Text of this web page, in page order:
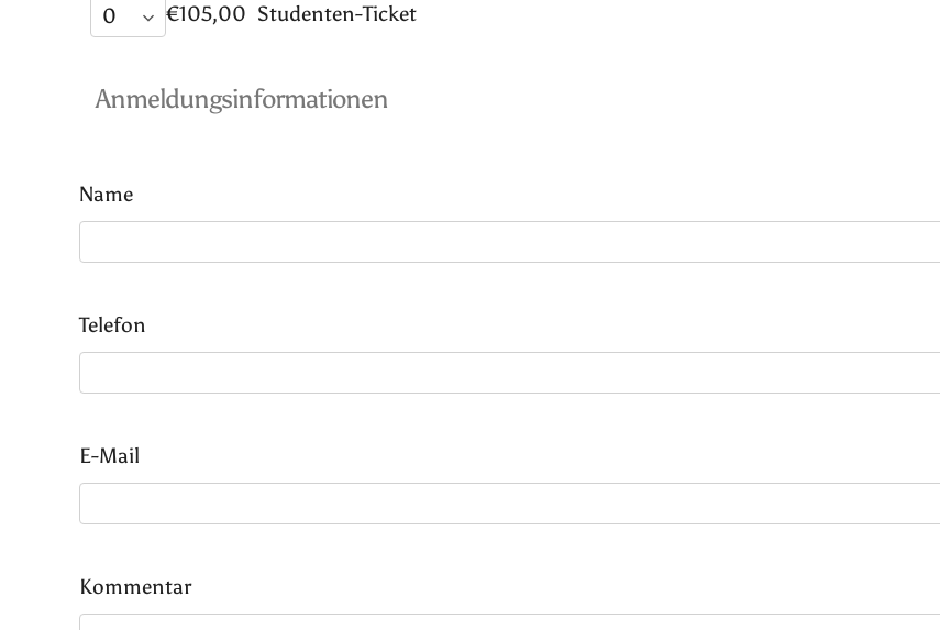
€105,00 Studenten-Ticket
Anmeldungsinformationen
Name
Telefon
E-Mail
Kommentar